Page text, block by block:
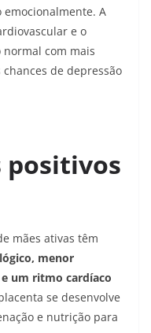
A
e o
com mais
de depressão
positivos
mães ativas têm
menor
um ritmo cardíaco
se desenvolve
e nutrição para